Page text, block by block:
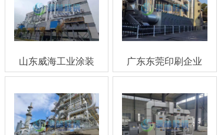
山东威海工业涂装
案例
广东东莞印刷企业
案例